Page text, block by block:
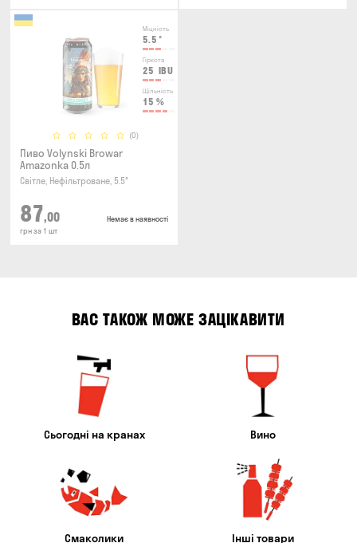
Міцність
5.5 °
Гіркота
25 IBU
Щільність
15 %
(0)
Пиво Volynski Browar
Amazonka 0.5л
Світле, Нефільтроване, 5.5°
87,00
грн за 1 шт
Немає в наявності
ВАС ТАКОЖ МОЖЕ ЗАЦІКАВИТИ
Сьогодні на кранах Вино
Смаколики Інші товари